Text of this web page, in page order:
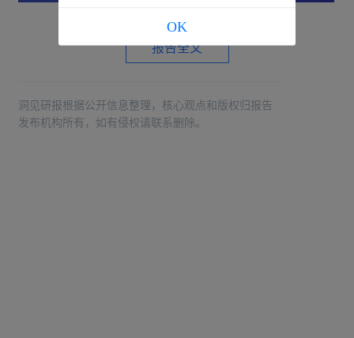
报告全文
洞见研报根据公开信息整理，核心观点和版权归报告
发布机构所有，如有侵权请联系删除。
OK